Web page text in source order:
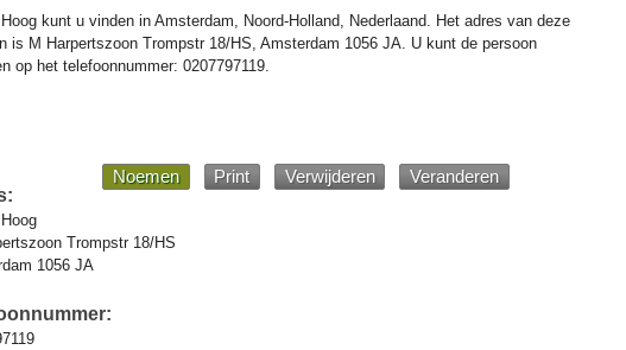
kunt u vinden in Amsterdam Noord-Holland, Nederlaand. Het adres van deze
is M Harpertszoon Trompstr 18/HS , Amsterdam 1056 JA. U kunt de persoon
op het telefoonnummer: 0207797119.
Noemen Print Verwijderen
Veranderen
Trompstr 18/HS
1056 JA